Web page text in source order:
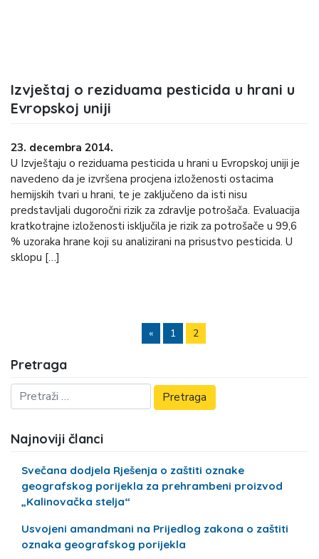
Izvještaj o reziduama pesticida u hrani u
Evropskoj uniji
23. decembra 2014.
U Izvještaju o reziduama pesticida u hrani u Evropskoj uniji je
navedeno da je izvršena procjena izloženosti ostacima
hemijskih tvari u hrani, te je zaključeno da isti nisu
predstavljali dugoročni rizik za zdravlje potrošača. Evaluacija
kratkotrajne izloženosti isključila je rizik za potrošače u 99,6
% uzoraka hrane koji su analizirani na prisustvo pesticida. U
sklopu […]
« 1 2
Pretraga
Najnoviji članci
Svečana dodjela Rješenja o zaštiti oznake
geografskog porijekla za prehrambeni proizvod
„Kalinovačka stelja“
Usvojeni amandmani na Prijedlog zakona o zaštiti
oznaka geografskog porijekla